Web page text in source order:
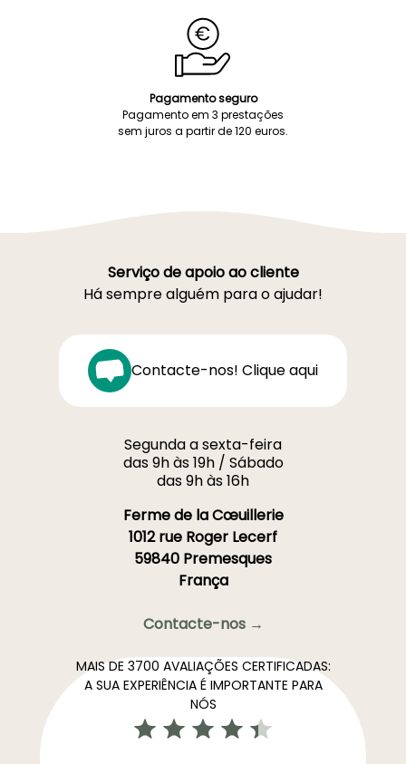
Pagamento seguro
Pagamento em 3 prestações
sem juros a partir de 120 euros.
Serviço de apoio ao cliente
Há sempre alguém para o ajudar!
Contacte-nos! Clique aqui
Segunda a sexta-feira
das 9h às 19h / Sábado
das 9h às 16h
Ferme de la Cœuillerie
1012 rue Roger Lecerf
59840 Premesques
França
Contacte-nos →
MAIS DE 3700 AVALIAÇÕES CERTIFICADAS:
A SUA EXPERIÊNCIA É IMPORTANTE PARA
NÓS